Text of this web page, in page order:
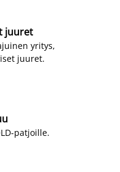
juuret
yritys,
juuret.
patjoille.